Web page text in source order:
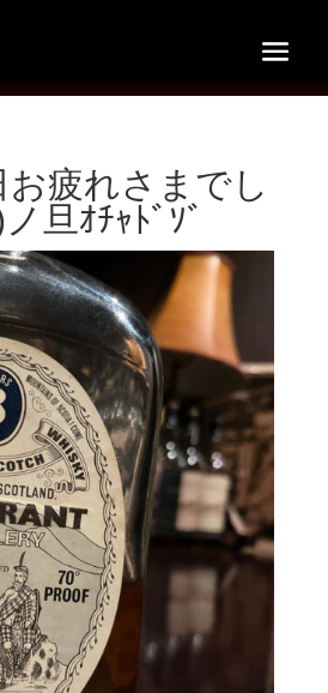
疲れさまでし
旦ｵﾁｬﾄﾞｿﾞ